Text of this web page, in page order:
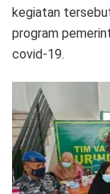
kegiatan
program
covid-19.